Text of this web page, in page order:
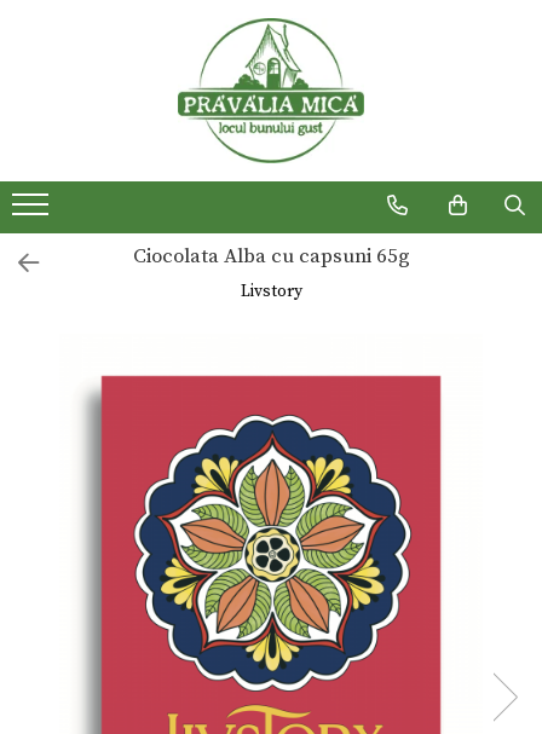
Ciocolata Alba cu capsuni 65g
Livstory